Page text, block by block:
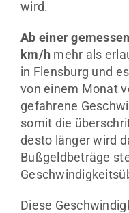
wird.
Ab einer
km/h mehr als
in Flensburg und
von einem Monat
gefahrene
somit die
desto länger wird
Bußgeldbeträge
Diese